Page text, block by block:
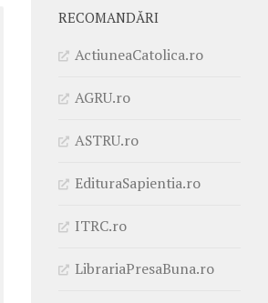
RECOMANDĂRI
ActiuneaCatolica.ro
AGRU.ro
ASTRU.ro
EdituraSapientia.ro
ITRC.ro
LibrariaPresaBuna.ro